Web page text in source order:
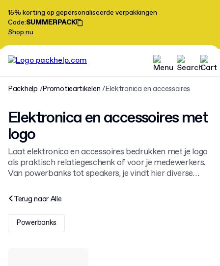
15% korting op gepersonaliseerde verpakkingen
Code:SUMMERPACK
Shop nu
Packhelp Promotieartikelen Elektronica en accessoires
Elektronica en accessoires met
logo
Laat elektronica en accessoires bedrukken met je logo
als praktisch relatiegeschenk of voor je medewerkers.
Van powerbanks tot speakers, je vindt hier diverse
personaliseert. Kies je item, kleur en bedrukking en
bestel eenvoudig online.
Terug naar Alle
Powerbanks